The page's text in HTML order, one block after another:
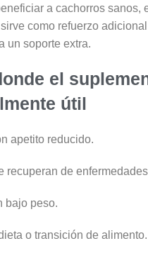
a cachorros sanos,
sirve como refuerzo
un soporte extra.
el
útil
apetito reducido.
recuperan de
bajo peso.
o transición de alimento.